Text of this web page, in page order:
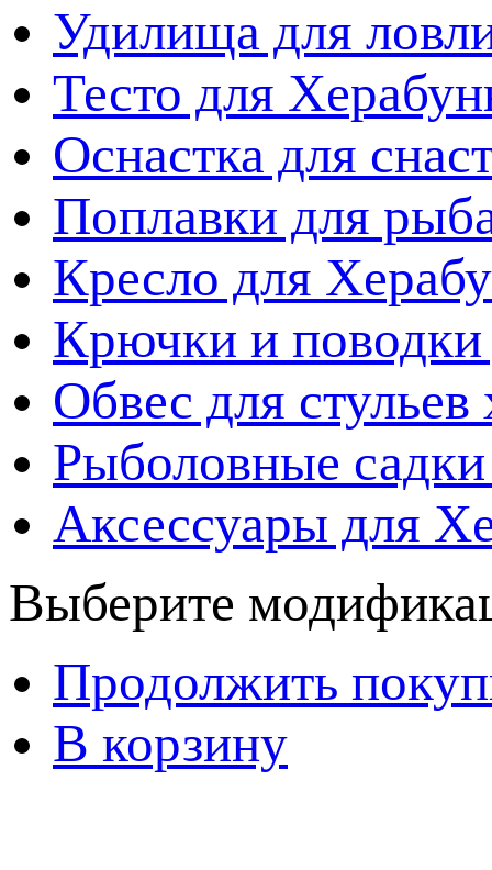
Удилища для
Тесто для
Оснастка для
Поплавки для
Кресло для
Крючки и поводки
Обвес для стульев
Рыболовные
Аксессуары для
Выберите
Продолжить
В корзину